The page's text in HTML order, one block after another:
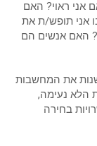
ראוי? האם
אני תופש/ת את
האם אנשים הם
את המחשבות
נעימה,
בחירה